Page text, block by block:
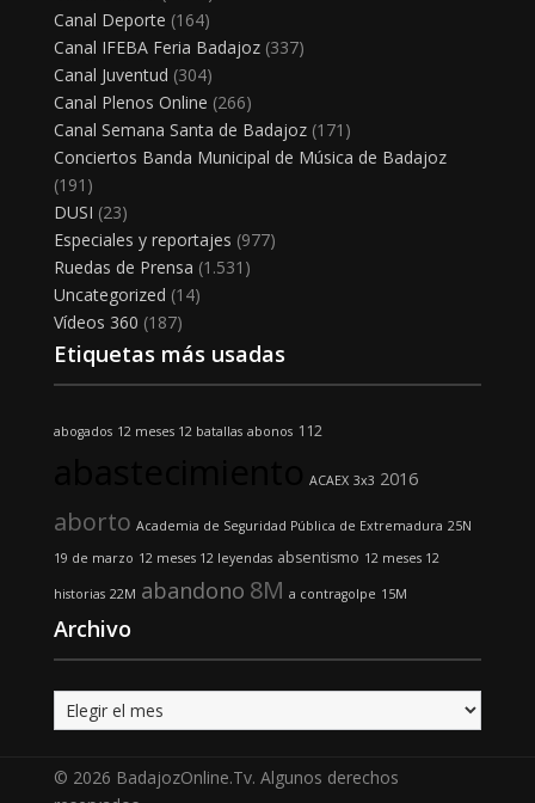
Canal Deporte (164)
Canal IFEBA Feria Badajoz(337)
Canal Juventud (304)
Canal Plenos Online (266)
Canal Semana Santa de Badajoz(171)
Conciertos Banda Municipal de Música de Badajoz
(191)
DUSI (23)
Especiales y reportajes (977)
Ruedas de Prensa (1.531)
Uncategorized (14)
Vídeos 360 (187)
Etiquetas más usadas
abogados 12 meses 12 batallas abonos 112
ACAEX 3x3 2016
aborto Academia de Seguridad Pública de Extremadura 25N
19 de marzo 12 meses 12 leyendas absentismo 12 meses 12
historias 22M abandono 8M a contragolpe 15M
Archivo
Archivo
© 2026 BadajozOnline.Tv. Algunos derechos